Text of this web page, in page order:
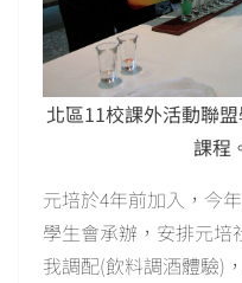
北區11校課外活動聯
課程
元培於4年前加入，今
學生會承辦，安排元培
我調配(飲料調酒體驗)